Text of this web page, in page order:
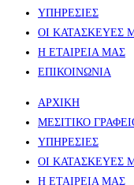
ΥΠΗΡΕΣΙΕΣ
ΟΙ ΚΑΤΑΣΚΕΥΕΣ
Η ΕΤΑΙΡΕΙΑ ΜΑΣ
ΕΠΙΚΟΙΝΩΝΙΑ
ΑΡΧΙΚΗ
ΜΕΣΙΤΙΚΟ
ΥΠΗΡΕΣΙΕΣ
ΟΙ ΚΑΤΑΣΚΕΥΕΣ
Η ΕΤΑΙΡΕΙΑ ΜΑΣ